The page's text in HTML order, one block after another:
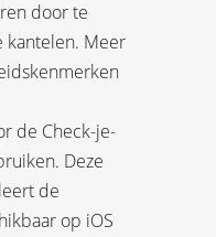
door te
kantelen. Meer
de Check-je-
Deze
de
op iOS